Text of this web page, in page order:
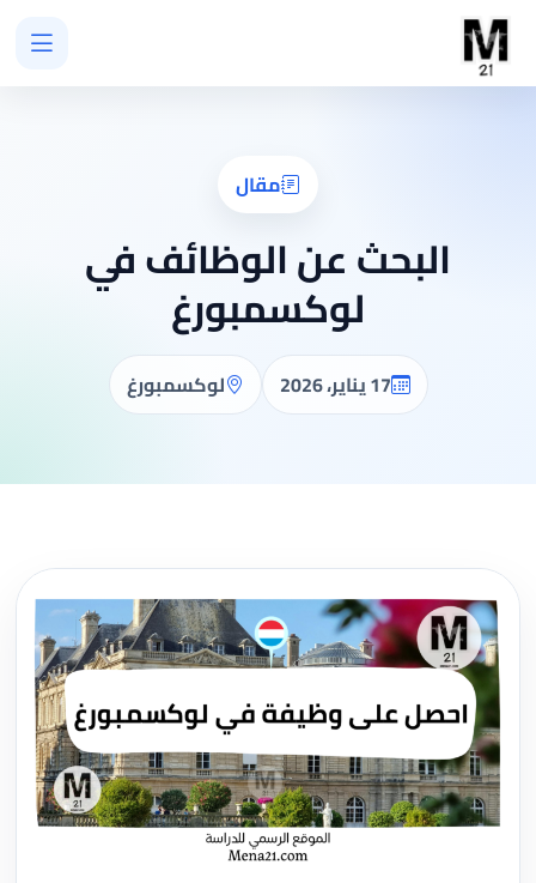
مقال
البحث عن الوظائف في
لوكسمبورغ
17 يناير، 2026 لوكسمبورغ